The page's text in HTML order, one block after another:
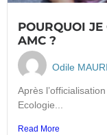
POURQUOI JE
AMC ?
Odile
Après
Ecologie...
Read More